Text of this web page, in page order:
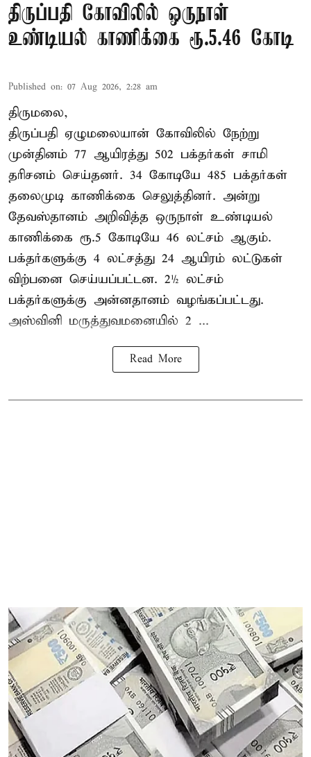
திருப்பதி கோவிலில் ஒருநாள்
உண்டியல் காணிக்கை ரூ.5.46 கோடி
Published on: 07 Aug 2026, 2:28 am
திருமலை,
திருப்பதி ஏழுமலையான் கோவிலில் நேற்று
முன்தினம் 77 ஆயிரத்து 502 பக்தர்கள் சாமி
தரிசனம் செய்தனர். 34 கோடியே 485 பக்தர்கள்
தலைமுடி காணிக்கை செலுத்தினர். அன்று
தேவஸ்தானம் அறிவித்த ஒருநாள் உண்டியல்
காணிக்கை ரூ.5 கோடியே 46 லட்சம் ஆகும்.
பக்தர்களுக்கு 4 லட்சத்து 24 ஆயிரம் லட்டுகள்
விற்பனை செய்யப்பட்டன. 2½ லட்சம்
பக்தர்களுக்கு அன்னதானம் வழங்கப்பட்டது.
அஸ்வினி மருத்துவமனையில் 2 ...
Read More